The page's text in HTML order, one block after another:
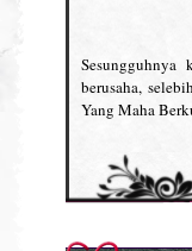
berusaha,
Yang Maha